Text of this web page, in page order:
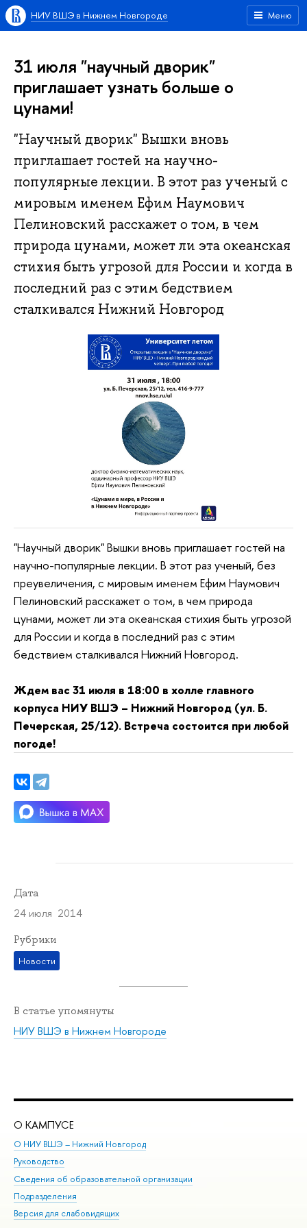
Меню
НИУ ВШЭ в Нижнем Новгороде
31 июля "научный дворик"
приглашает узнать больше о
цунами!
"Научный дворик" Вышки вновь
приглашает гостей на научно-
популярные лекции. В этот раз ученый с
мировым именем Ефим Наумович
Пелиновский расскажет о том, в чем
природа цунами, может ли эта океанская
стихия быть угрозой для России и когда в
последний раз с этим бедствием
сталкивался Нижний Новгород
"Научный дворик" Вышки вновь приглашает гостей на
научно-популярные лекции. В этот раз ученый, без
преувеличения, с мировым именем Ефим Наумович
Пелиновский расскажет о том, в чем природа
цунами, может ли эта океанская стихия быть угрозой
для России и когда в последний раз с этим
бедствием сталкивался Нижний Новгород.
Ждем вас 31 июля в 18:00 в холле главного
корпуса НИУ ВШЭ – Нижний Новгород (ул. Б.
Печерская, 25/12). Встреча состоится при любой
погоде!
Дата
24 июля 2014
Рубрики
Новости
В статье упомянуты
НИУ ВШЭ в Нижнем Новгороде
О КАМПУСЕ
О НИУ ВШЭ – Нижний Новгород
Руководство
Сведения об образовательной организации
Подразделения
Версия для слабовидящих